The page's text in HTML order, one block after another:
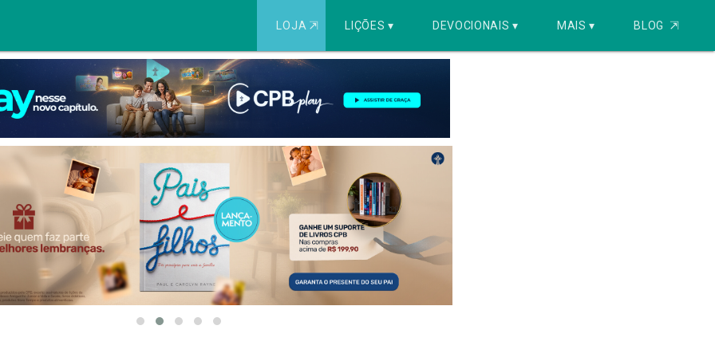
LOJA ⇱ LIÇÕES ▾ DEVOCIONAIS ▾ MAIS ▾ BLOG ⇱